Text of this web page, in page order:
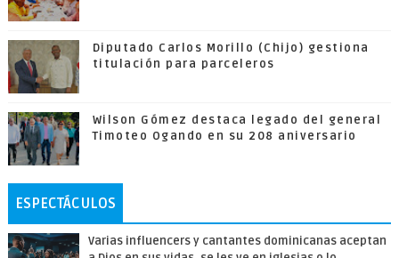
Diputado Carlos Morillo (Chijo) gestiona
titulación para parceleros
Wilson Gómez destaca legado del general
Timoteo Ogando en su 208 aniversario
ESPECTÁCULOS
Varias influencers y cantantes dominicanas aceptan